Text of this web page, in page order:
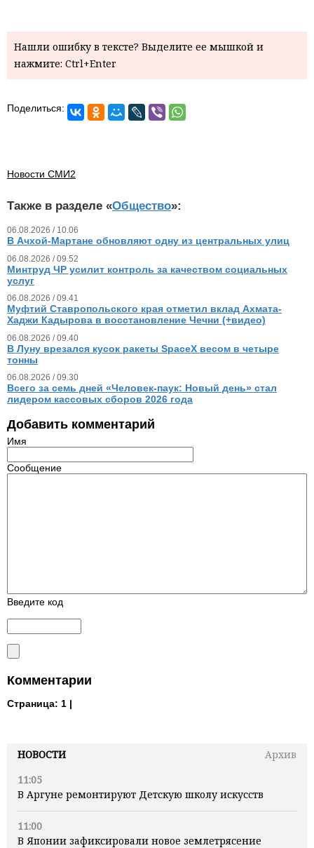
НОВОСТИ
Архив
11:05
В Аргуне ремонтируют Детскую школу искусств
11:00
В Японии зафиксировали новое землетрясение
Нашли ошибку в тексте? Выделите ее мышкой и
нажмите: Ctrl+Enter
Поделиться:
Новости СМИ2
Также в разделе «Общество»:
06.08.2026 / 10.06
В Ачхой-Мартане обновляют одну из центральных улиц
06.08.2026 / 09.52
Минтруд ЧР усилит контроль за качеством социальных
услуг
06.08.2026 / 09.41
Муфтий Ставропольского края отметил вклад Ахмата-
Хаджи Кадырова в восстановление Чечни (+видео)
06.08.2026 / 09.40
В Луну врезался кусок ракеты SpaceX весом в четыре
тонны
06.08.2026 / 09.30
Всего за семь дней «Человек‑паук: Новый день» стал
лидером кассовых сборов 2026 года
Добавить комментарий
Имя
Сообщение
Введите код
Комментарии
Страница: 1 |